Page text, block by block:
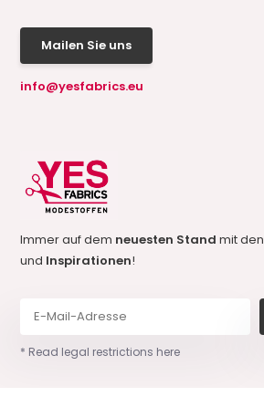
Mailen Sie uns
info@yesfabrics.eu
Immer auf dem neuesten Standmit den
und Inspirationen!
* Read legal restrictions here